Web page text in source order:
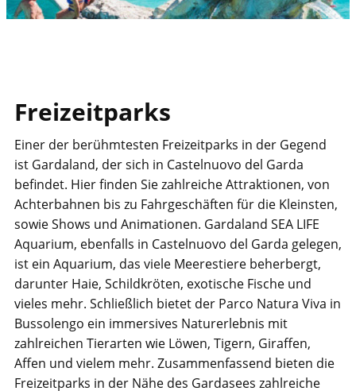
​Freizeitparks
​Einer der berühmtesten Freizeitparks in der Gegend
ist Gardaland, der sich in Castelnuovo del Garda
befindet. Hier finden Sie zahlreiche Attraktionen, von
Achterbahnen bis zu Fahrgeschäften für die Kleinsten,
sowie Shows und Animationen. Gardaland SEA LIFE
Aquarium, ebenfalls in Castelnuovo del Garda gelegen,
ist ein Aquarium, das viele Meerestiere beherbergt,
darunter Haie, Schildkröten, exotische Fische und
vieles mehr. Schließlich bietet der Parco Natura Viva in
Bussolengo ein immersives Naturerlebnis mit
zahlreichen Tierarten wie Löwen, Tigern, Giraffen,
Affen und vielem mehr. Zusammenfassend bieten die
Freizeitparks in der Nähe des Gardasees zahlreiche